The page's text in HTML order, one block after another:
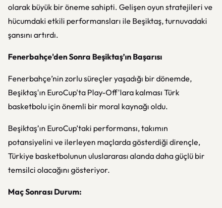
olarak büyük bir öneme sahipti. Gelişen oyun stratejileri ve
hücumdaki etkili performansları ile Beşiktaş, turnuvadaki
şansını artırdı.
Fenerbahçe'den Sonra Beşiktaş’ın Başarısı
Fenerbahçe’nin zorlu süreçler yaşadığı bir dönemde,
Beşiktaş'ın EuroCup'ta Play-Off'lara kalması Türk
basketbolu için önemli bir moral kaynağı oldu.
Beşiktaş’ın EuroCup’taki performansı, takımın
potansiyelini ve ilerleyen maçlarda gösterdiği dirençle,
Türkiye basketbolunun uluslararası alanda daha güçlü bir
temsilci olacağını gösteriyor.
Maç Sonrası Durum: